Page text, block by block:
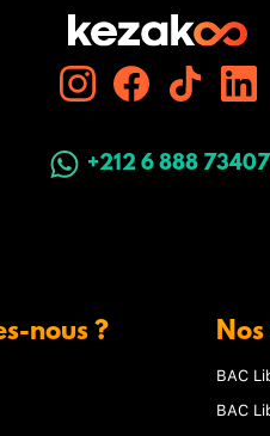
+212 6 888 73407
nous ?
BAC
BAC